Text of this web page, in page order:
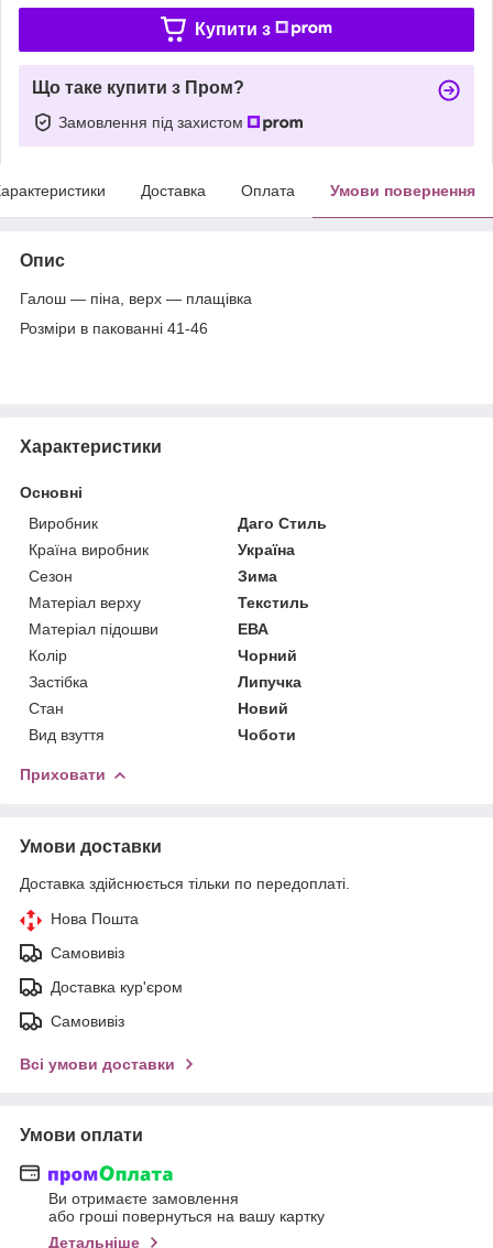
Купити з
Що таке купити з Пром?
Замовлення під захистом
Доставка Оплата Умови повернення
Опис
Галош — піна, верх — плащівка
Розміри в пакованні 41-46
Характеристики
Основні
Виробник
Даго Стиль
Країна виробник
Україна
Сезон
Зима
Матеріал верху
Текстиль
Матеріал підошви
ЕВА
Колір
Чорний
Застібка
Липучка
Стан
Новий
Вид взуття
Чоботи
Приховати
Умови доставки
Доставка здійснюється тільки по передоплаті.
Нова Пошта
Самовивіз
Доставка кур'єром
Самовивіз
Всі умови доставки
Умови оплати
Ви отримаєте замовлення
або гроші повернуться на вашу картку
Детальніше